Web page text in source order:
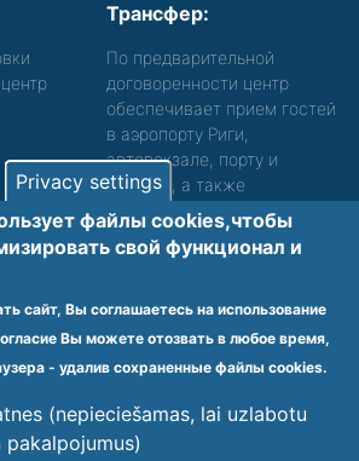
Трансфер:
По предварительной
договоренности центр
обеспечивает прием гостей
в аэропорту Риги,
автовокзале, порту и
вокзале, а также
сопровождение. Просьба
звонить, чтобы уточнить
детали.
среды для лиц с
нарушениями.
karte Noteikumi un privātuma politika
Privacy settings
файлы cookies,чтобы
cвой функционал и
сайт, Вы соглашаетесь на использование
Вы можете отозвать в любое время,
- удалив сохраненные файлы cookies.
(nepieciešamas, lai uzlabotu